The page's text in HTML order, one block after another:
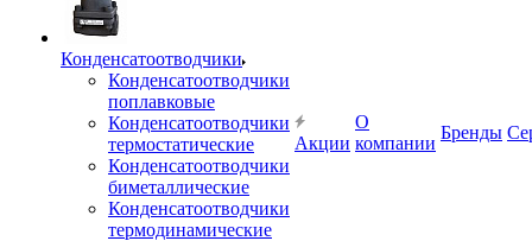
Конденсатоотводчики
Конденсатоотводчики
поплавковые
Конденсатоотводчики
термостатические
Конденсатоотводчики
биметаллические
Конденсатоотводчики
термодинамические
Акции
О
компании
Бренды